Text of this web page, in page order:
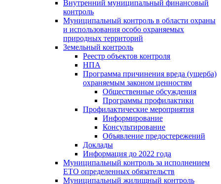
Внутренний муниципальный финансовый
контроль
Муниципальный контроль в области охраны
и использования особо охраняемых
природных территорий
Земельный контроль
Реестр объектов контроля
НПА
Программа причинения вреда (ущерба)
охраняемым законом ценностям
Общественные обсуждения
Программы профилактики
Профилактические мероприятия
Информирование
Консультирование
Объявление предостережений
Доклады
Информация до 2022 года
Муниципальный контроль за исполнением
ЕТО определенных обязательств
Муниципальный жилищный контроль